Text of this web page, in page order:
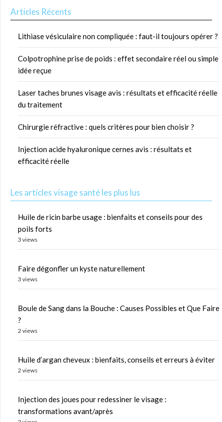
Articles Récents
Lithiase vésiculaire non compliquée : faut-il toujours opérer ?
Colpotrophine prise de poids : effet secondaire réel ou simple
idée reçue
Laser taches brunes visage avis : résultats et efficacité réelle
du traitement
Chirurgie réfractive : quels critères pour bien choisir ?
Injection acide hyaluronique cernes avis : résultats et
efficacité réelle
Les articles visage santé les plus lus
Huile de ricin barbe usage : bienfaits et conseils pour des
poils forts
3 views
Faire dégonfler un kyste naturellement
3 views
Boule de Sang dans la Bouche : Causes Possibles et Que Faire
?
2 views
Huile d’argan cheveux : bienfaits, conseils et erreurs à éviter
2 views
Injection des joues pour redessiner le visage :
transformations avant/après